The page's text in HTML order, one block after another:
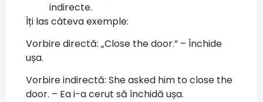
indirecte.
Îți las câteva exemple:
Vorbire directă: „Close the door.” – Închide
ușa.
Vorbire indirectă: She asked him to close the
door. – Ea i-a cerut să închidă ușa.